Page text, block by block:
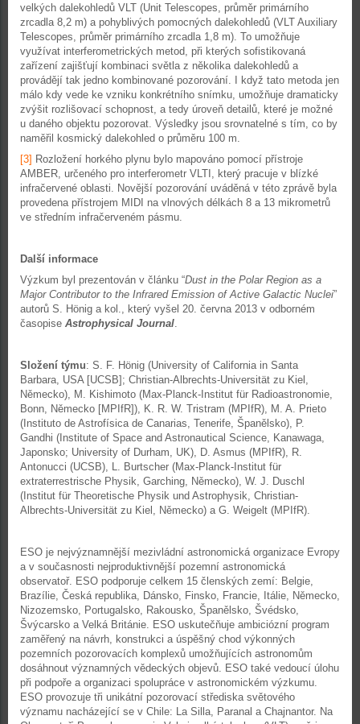
velkých dalekohledů VLT (Unit Telescopes, průměr primárního
zrcadla 8,2 m) a pohyblivých pomocných dalekohledů (VLT Auxiliary
Telescopes, průměr primárního zrcadla 1,8 m). To umožňuje
využívat interferometrických metod, při kterých sofistikovaná
zařízení zajišťují kombinaci světla z několika dalekohledů a
provádějí tak jedno kombinované pozorování. I když tato metoda jen
málo kdy vede ke vzniku konkrétního snímku, umožňuje dramaticky
zvýšit rozlišovací schopnost, a tedy úroveň detailů, které je možné
u daného objektu pozorovat. Výsledky jsou srovnatelné s tím, co by
naměřil kosmický dalekohled o průměru 100 m.
[3] Rozložení horkého plynu bylo mapováno pomocí přístroje
AMBER, určeného pro interferometr VLTI, který pracuje v blízké
infračervené oblasti. Novější pozorování uváděná v této zprávě byla
provedena přístrojem MIDI na vlnových délkách 8 a 13 mikrometrů
ve středním infračerveném pásmu.
Další informace
Výzkum byl prezentován v článku “Dust in the Polar Region as a
Major Contributor to the Infrared Emission of Active Galactic Nuclei”
autorů S. Hönig a kol., který vyšel 20. června 2013 v odborném
časopise Astrophysical Journal.
Složení týmu: S. F. Hönig (University of California in Santa
Barbara, USA [UCSB]; Christian-Albrechts-Universität zu Kiel,
Německo), M. Kishimoto (Max-Planck-Institut für Radioastronomie,
Bonn, Německo [MPIfR]), K. R. W. Tristram (MPIfR), M. A. Prieto
(Instituto de Astrofísica de Canarias, Tenerife, Španělsko), P.
Gandhi (Institute of Space and Astronautical Science, Kanawaga,
Japonsko; University of Durham, UK), D. Asmus (MPIfR), R.
Antonucci (UCSB), L. Burtscher (Max-Planck-Institut für
extraterrestrische Physik, Garching, Německo), W. J. Duschl
(Institut für Theoretische Physik und Astrophysik, Christian-
Albrechts-Universität zu Kiel, Německo) a G. Weigelt (MPIfR).
ESO je nejvýznamnější mezivládní astronomická organizace Evropy
a v současnosti nejproduktivnější pozemní astronomická
observatoř. ESO podporuje celkem 15 členských zemí: Belgie,
Brazílie, Česká republika, Dánsko, Finsko, Francie, Itálie, Německo,
Nizozemsko, Portugalsko, Rakousko, Španělsko, Švédsko,
Švýcarsko a Velká Británie. ESO uskutečňuje ambiciózní program
zaměřený na návrh, konstrukci a úspěšný chod výkonných
pozemních pozorovacích komplexů umožňujících astronomům
dosáhnout významných vědeckých objevů. ESO také vedoucí úlohu
při podpoře a organizaci spolupráce v astronomickém výzkumu.
ESO provozuje tři unikátní pozorovací střediska světového
významu nacházející se v Chile: La Silla, Paranal a Chajnantor. Na